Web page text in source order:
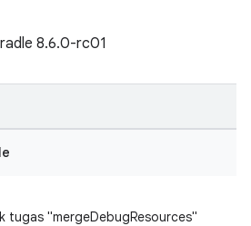
8.6.0-rc01
tugas "mergeDebugResources"